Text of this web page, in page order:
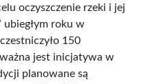
oczyszczenie rzeki i jej
ubiegłym roku w
150
jest inicjatywa w
planowane są